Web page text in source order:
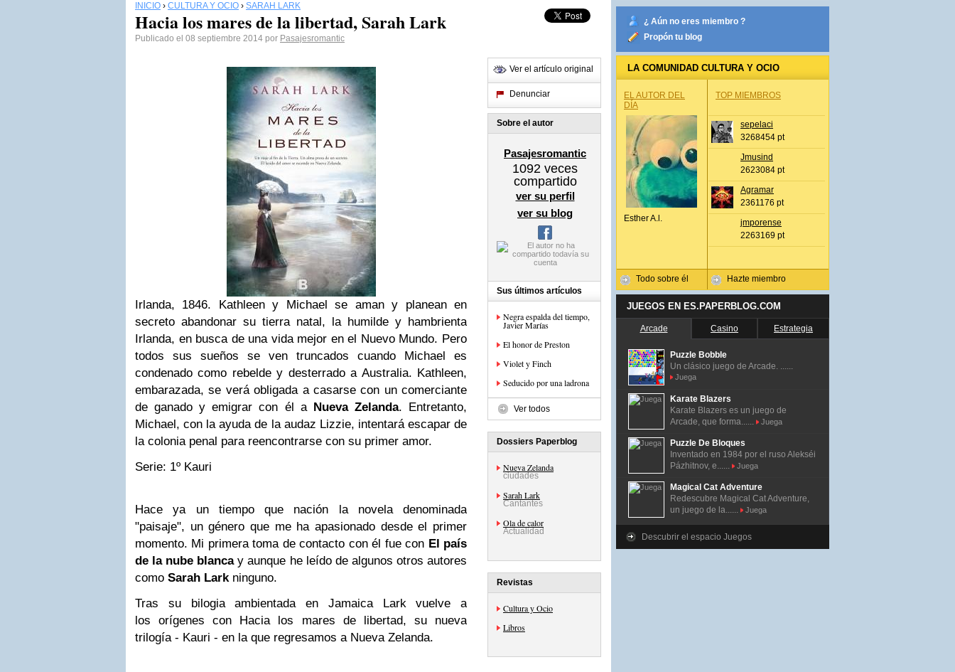
INICIO › CULTURA Y OCIO › SARAH LARK
Hacia los mares de la libertad, Sarah Lark
Publicado el 08 septiembre 2014 por Pasajesromantic
Irlanda, 1846. Kathleen y Michael se aman y planean en
secreto abandonar su tierra natal, la humilde y hambrienta
Irlanda, en busca de una vida mejor en el Nuevo Mundo. Pero
todos sus sueños se ven truncados cuando Michael es
condenado como rebelde y desterrado a Australia. Kathleen,
embarazada, se verá obligada a casarse con un comerciante
de ganado y emigrar con él a Nueva Zelanda. Entretanto,
Michael, con la ayuda de la audaz Lizzie, intentará escapar de
la colonia penal para reencontrarse con su primer amor.
Serie: 1º Kauri
Hace ya un tiempo que nación la novela denominada
"paisaje", un género que me ha apasionado desde el primer
momento. Mi primera toma de contacto con él fue con El país
de la nube blancay aunque he leído de algunos otros autores
como Sarah Larkninguno.
Tras su bilogia ambientada en Jamaica Lark vuelve a
los orígenes con Hacia los mares de libertad, su nueva
trilogía - Kauri - en la que regresamos a Nueva Zelanda.
Ver el artículo original
Denunciar
Sobre el autor
Pasajesromantic
1092 veces
compartido
ver su perfil
ver su blog
Sus últimos artículos
Negra espalda del tiempo,
Javier Marías
El honor de Preston
Violet y Finch
Seducido por una ladrona
Ver todos
Dossiers Paperblog
Nueva Zelanda
ciudades
Sarah Lark
Cantantes
Ola de calor
Actualidad
Revistas
Cultura y Ocio
Libros
¿ Aún no eres miembro ?
Propón tu blog
LA COMUNIDAD CULTURA Y OCIO
EL AUTOR DEL
DÍA
Esther A.l.
Todo sobre él
TOP MIEMBROS
sepelaci
3268454 pt
Jmusind
2623084 pt
Agramar
2361176 pt
jmporense
2263169 pt
Hazte miembro
JUEGOS EN ES.PAPERBLOG.COM
Arcade Casino Estrategia
Puzzle Bobble
Un clásico juego de Arcade. ......
Juega
Karate Blazers
Karate Blazers es un juego de
Arcade, que forma......
Juega
Puzzle De Bloques
Inventado en 1984 por el ruso Alekséi
Pázhitnov, e......
Juega
Magical Cat Adventure
Redescubre Magical Cat Adventure,
un juego de la......
Juega
Descubrir el espacio Juegos